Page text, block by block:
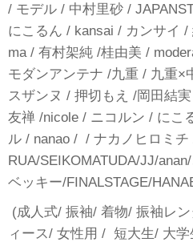
/ モデル / 中村里砂 /
にこるん / kansai / カンサイ
ma / 有村架純 /桂由美 /
モダンアンテナ /九重 / 九重×
スザンヌ / 押切もえ /岡田結
友禅 /nicole / ニコルン / にこ
ル / nanao / / ナカノヒロミ
RUA/SEIKOMATUDA/JJ/
ベッキー/FINALSTAGE/
(成人式/ 振袖/ 着物/ 振袖レ
ィース/ 女性用 / 短大生/ 大